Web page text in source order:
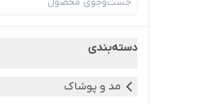
دسته‌بندی
مد و پوشاک